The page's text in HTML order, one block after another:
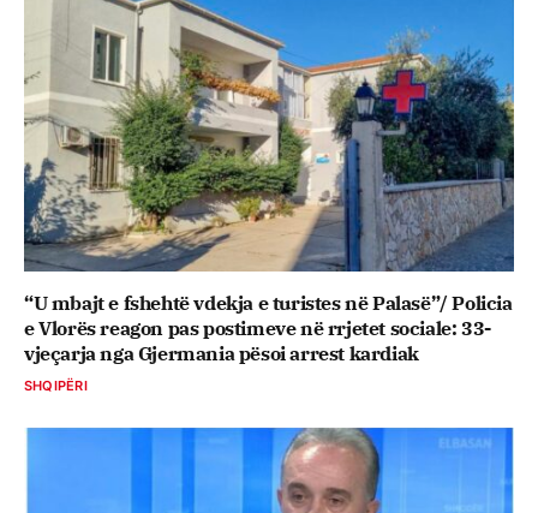
“U mbajt e fshehtë vdekja e turistes në Palasë”/ Policia
e Vlorës reagon pas postimeve në rrjetet sociale: 33-
vjeçarja nga Gjermania pësoi arrest kardiak
SHQIPËRI